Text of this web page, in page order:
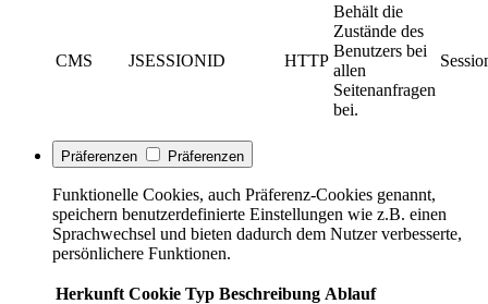
CMS JSESSIONID HTTP
Behält die
Zustände des
Benutzers bei
allen
Seitenanfragen
bei.
Präferenzen Präferenzen
Funktionelle Cookies, auch Präferenz-Cookies genannt,
speichern benutzerdefinierte Einstellungen wie z.B. einen
Sprachwechsel und bieten dadurch dem Nutzer verbesserte,
persönlichere Funktionen.
Herkunft Cookie Typ Beschreibung Ablauf